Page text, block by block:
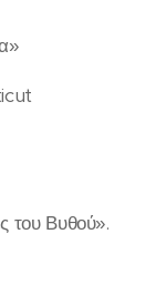
του Βυθού».